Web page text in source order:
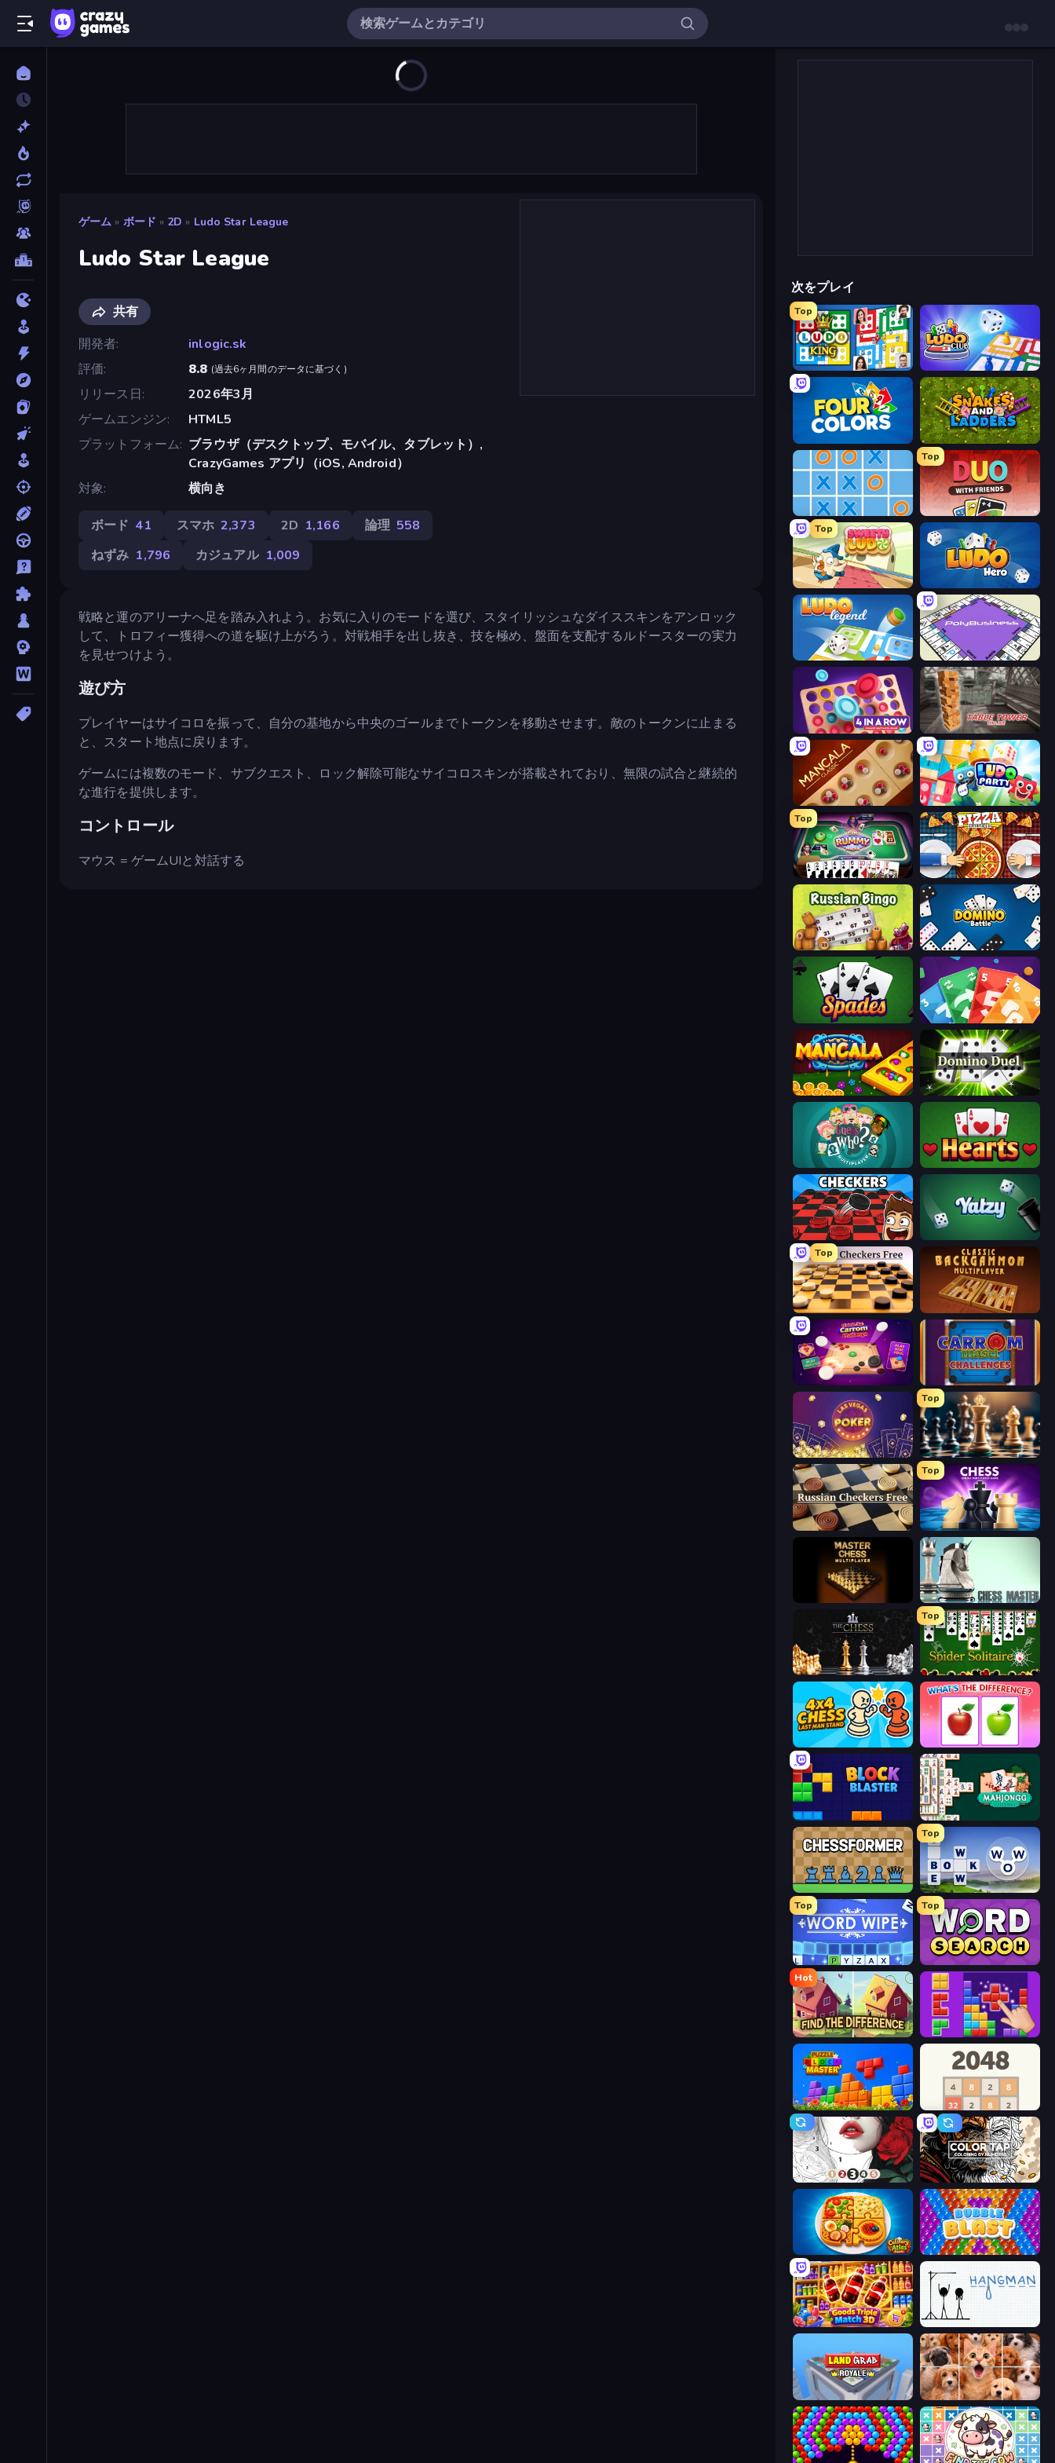
ゲーム » ボード » 2D » Ludo Star League
Ludo Star League
共有
開発者
inlogic.sk
評価
8.8 (過去6ヶ月間のデータに基づく )
リリース日
2026年3月
ゲームエンジン
HTML5
プラットフォーム ブラウザ（デスクトップ、モバイル、タブレット）,
CrazyGames アプリ（iOS, Android）
対象
横向き
ボード 41 スマホ 2,373 2D 1,166 論理 558
ねずみ 1,796 カジュアル 1,009
戦略と運のアリーナへ足を踏み入れよう。お気に入りのモードを選び、スタイリッシュなダイススキンをアンロック
して、トロフィー獲得への道を駆け上がろう。対戦相手を出し抜き、技を極め、盤面を支配するルドースターの実力
を見せつけよう。
遊び方
プレイヤーはサイコロを振って、自分の基地から中央のゴールまでトークンを移動させます。敵のトークンに止まる
と、スタート地点に戻ります。
ゲームには複数のモード、サブクエスト、ロック解除可能なサイコロスキンが搭載されており、無限の試合と継続的
な進行を提供します。
コントロール
マウス = ゲームUIと対話する
次をプレイ
Top
Ludo King Ludo Club
Snakes and Ladders
Tic Tac Toe Online
Top
DUO With Friends
Top
Sweety Ludo
Ludo Legend PolyBusiness (Unofficial Monopoly)
Connect 4 Online Multiplayer Table Tower Online
Mancala Classic Ludo Party
Top
Gin Rummy Mania Pizza Challenge
Russian Bingo Domino Battle
Spades Foono Online Multiplayer
Mancala Online Domino Duel
Guess Who Online Hearts: Classic
Checkers & Draughts Multiplayer
Top
English Checkers Free Backgammon Online
Las Vegas Poker
Top
Chess Free
Russian Checkers Free
Top
Chess Online Multiplayer
Master Chess Chess Master
The Chess
Top
Spider Solitaire
4x4 Chess: Last Man Stand What's The Difference?
ブロックブラスト Mahjongg Solitaire
Top
Words of Wonders
Top
Word Wipe
Top
Daily Word Search
Hot
Find The Difference BlockBuster Puzzle
Puzzle Block Master 2048
Numicolor Color Tap: Coloring by Numbers
Culinary Atlas Bubble Blast
Goods Triple Match 3D Hangman
Landgrab Royale Jigpic Solitaire